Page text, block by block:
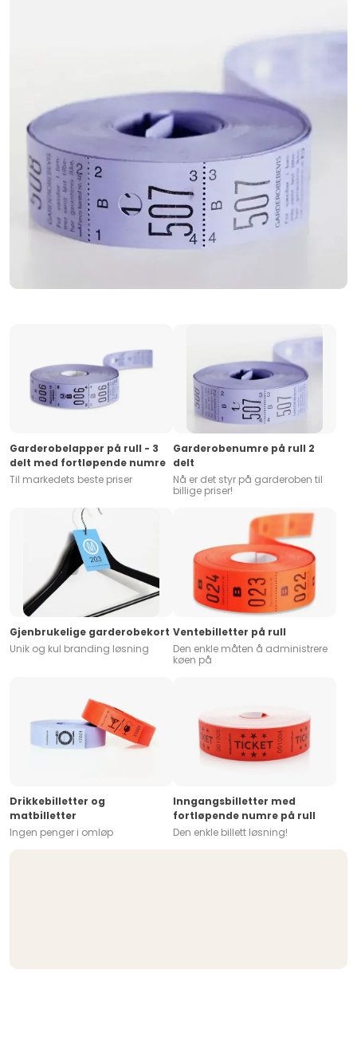
Garderobelapper på rull - 3
delt med fortløpende numre
Til markedets beste priser
Garderobenumre på rull 2
delt
Nå er det styr på garderoben til
billige priser!
Gjenbrukelige garderobekort
Unik og kul branding løsning
Ventebilletter på rull
Den enkle måten å administrere
køen på
Drikkebilletter og
matbilletter
Ingen penger i omløp
Inngangsbilletter med
fortløpende numre på rull
Den enkle billett løsning!